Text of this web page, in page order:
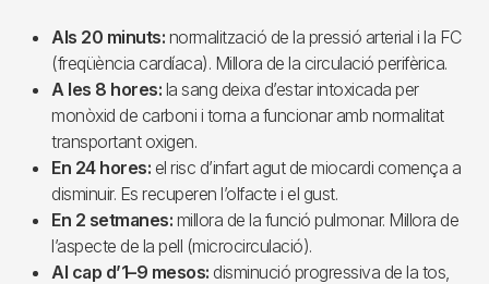
Als 20 minuts: normalització de la pressió arterial i la FC
(freqüència cardíaca). Millora de la circulació perifèrica.
A les 8 hores: la sang deixa d’estar intoxicada per
monòxid de carboni i torna a funcionar amb normalitat
transportant oxigen.
En 24 hores: el risc d’infart agut de miocardi comença a
disminuir. Es recuperen l’olfacte i el gust.
En 2 setmanes: millora de la funció pulmonar. Millora de
l’aspecte de la pell (microcirculació).
Al cap d’1–9 mesos: disminució progressiva de la tos,